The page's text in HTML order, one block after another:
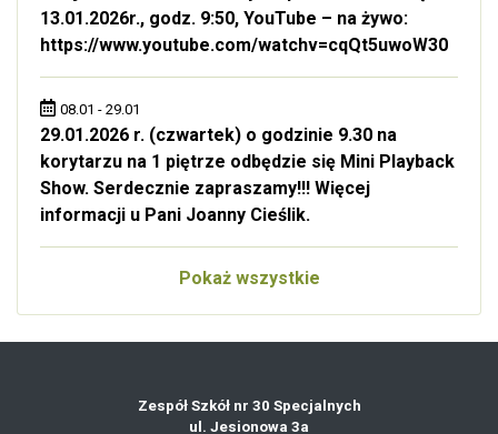
13.01.2026r., godz. 9:50, YouTube – na żywo:
https://www.youtube.com/watchv=cqQt5uwoW30
08.01 - 29.01
29.01.2026 r. (czwartek) o godzinie 9.30 na
korytarzu na 1 piętrze odbędzie się Mini Playback
Show. Serdecznie zapraszamy!!! Więcej
informacji u Pani Joanny Cieślik.
Pokaż wszystkie
Zespół Szkół nr 30 Specjalnych
ul. Jesionowa 3a